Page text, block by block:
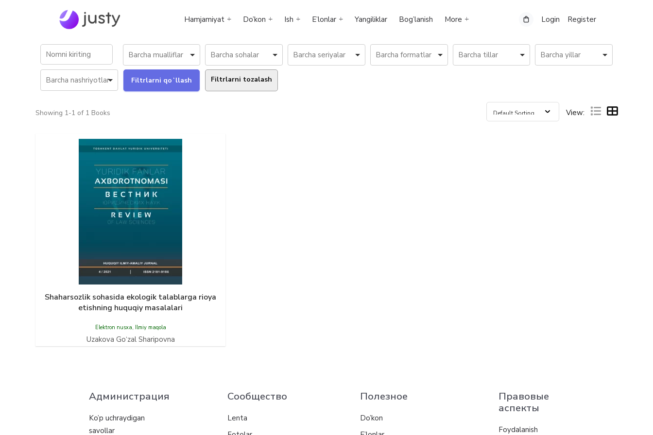
Hamjamiyat Do’kon Ish E’lonlar Yangiliklar Bog’lanish More Login Register
Filtrlarni tozalash
Showing 1-1 of 1 Books View:
Shaharsozlik sohasida ekologik talablarga rioya
etishning huquqiy masalalari
Elektron nusxa, Ilmiy maqola
Uzakova Gо‘zal Sharipovna
Администрация
Ko’p uchraydigan
savollar
Сообщество
Lenta
Полезное
Do’kon
Правовые
аспекты
Foydalanish